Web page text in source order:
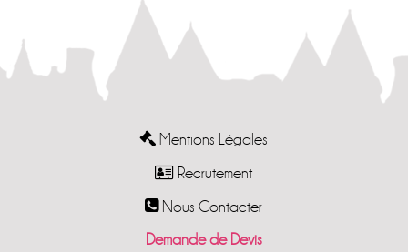
Mentions Légales
Recrutement
Nous Contacter
Demande de Devis